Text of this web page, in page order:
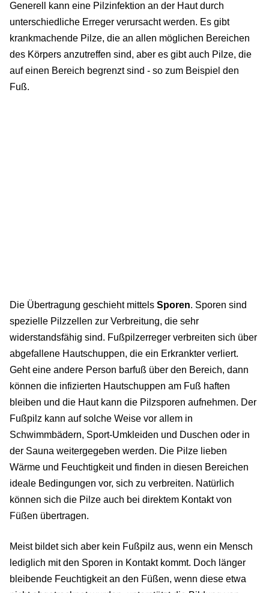
Generell kann eine Pilzinfektion an der Haut durch
unterschiedliche Erreger verursacht werden. Es gibt
krankmachende Pilze, die an allen möglichen Bereichen
des Körpers anzutreffen sind, aber es gibt auch Pilze, die
auf einen Bereich begrenzt sind - so zum Beispiel den
Fuß.
Die Übertragung geschieht mittels Sporen. Sporen sind
spezielle Pilzzellen zur Verbreitung, die sehr
widerstandsfähig sind. Fußpilzerreger verbreiten sich über
abgefallene Hautschuppen, die ein Erkrankter verliert.
Geht eine andere Person barfuß über den Bereich, dann
können die infizierten Hautschuppen am Fuß haften
bleiben und die Haut kann die Pilzsporen aufnehmen. Der
Fußpilz kann auf solche Weise vor allem in
Schwimmbädern, Sport-Umkleiden und Duschen oder in
der Sauna weitergegeben werden. Die Pilze lieben
Wärme und Feuchtigkeit und finden in diesen Bereichen
ideale Bedingungen vor, sich zu verbreiten. Natürlich
können sich die Pilze auch bei direktem Kontakt von
Füßen übertragen.
Meist bildet sich aber kein Fußpilz aus, wenn ein Mensch
lediglich mit den Sporen in Kontakt kommt. Doch länger
bleibende Feuchtigkeit an den Füßen, wenn diese etwa